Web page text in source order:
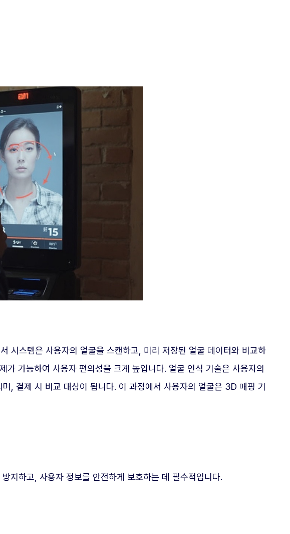
시스템은 사용자의 얼굴을 스캔하고, 미리 저장된 얼굴 데이터와 비교하
가능하여 사용자 편의성을 크게 높입니다. 얼굴 인식 기술은 사용자의
, 결제 시 비교 대상이 됩니다. 이 과정에서 사용자의 얼굴은 3D 매핑 기
지하고, 사용자 정보를 안전하게 보호하는 데 필수적입니다.